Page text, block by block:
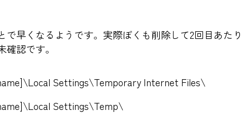
で早くなるようです。実際ぼくも削除して2回目あた
認です。
Settings\Temporary Internet Files\
Settings\Temp\